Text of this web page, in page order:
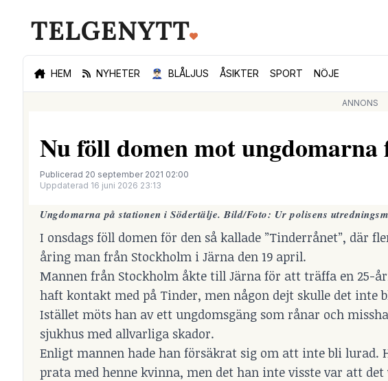
HEM NYHETER 👮🏻‍♂️ BLÅLJUS ÅSIKTER SPORT NÖJE
ANNONS
Nu föll domen mot
Publicerad 20 september 2021 02:00
Uppdaterad 16 juni 2026 23:13
Ungdomarna på stationen i Södertälje. Bild/Foto: Ur polisens
I onsdags föll domen för den så kallade ”Tinderrånet”, där
åring man från Stockholm i Järna den 19 april.
Mannen från Stockholm åkte till Järna för att träffa en 25-
haft kontakt med på Tinder, men någon dejt skulle det inte
Istället möts han av ett ungdomsgäng som rånar och
sjukhus med allvarliga skador.
Enligt mannen hade han försäkrat sig om att inte bli lurad.
prata med henne kvinna, men det han inte visste var att